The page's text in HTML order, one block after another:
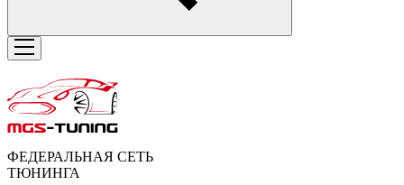
ФЕДЕРАЛЬНАЯ СЕТЬ
ТЮНИНГА